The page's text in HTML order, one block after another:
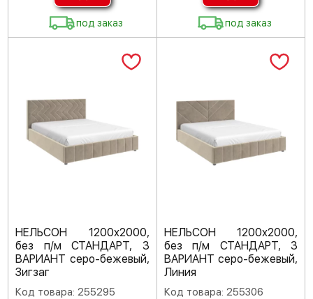
под заказ под заказ
НЕЛЬСОН 1200х2000,
без п/м СТАНДАРТ, 3
ВАРИАНТ серо-бежевый,
Зигзаг
Код товара: 255295
НЕЛЬСОН 1200х2000,
без п/м СТАНДАРТ, 3
ВАРИАНТ серо-бежевый,
Линия
Код товара: 255306